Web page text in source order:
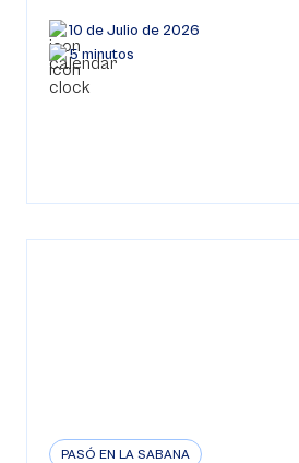
10 de Julio de 2026
5 minutos
PASÓ EN LA SABANA